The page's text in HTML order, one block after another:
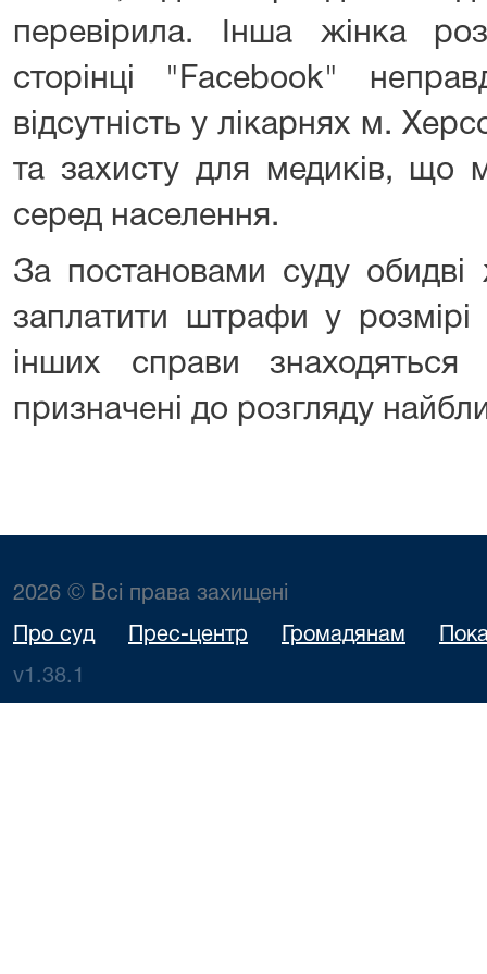
перевірила. Інша жінка
сторінці "Facebook"
відсутність у лікарнях м.
та захисту для медиків, що
серед населення.
За постановами суду обидві
заплатити штрафи у
інших справи
призначені до розгляду
2026 © Всі права захищені
Про суд Прес-центр Громадянам
v1.38.1